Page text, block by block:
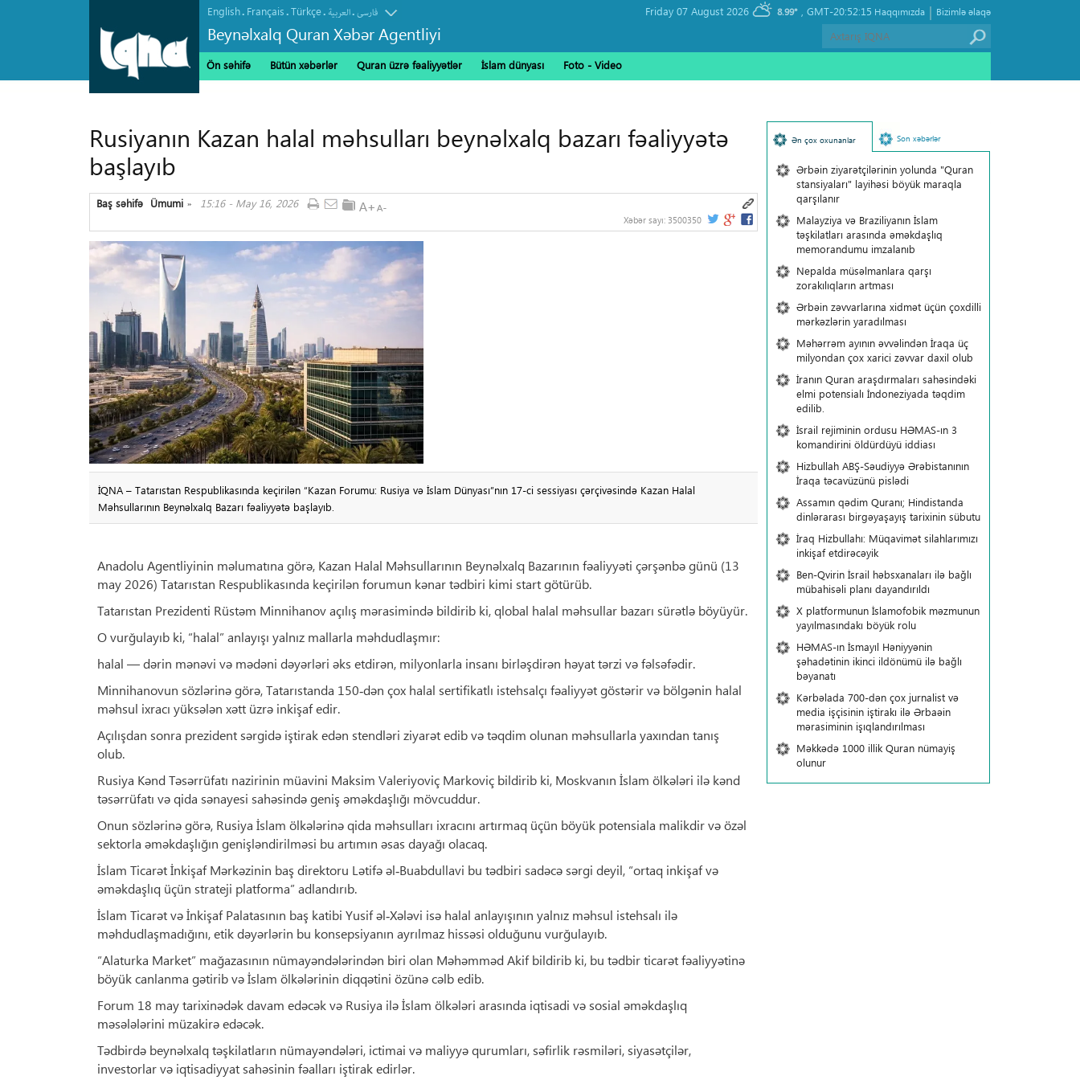
English. Français.Türkçe. العربیة.فارسی
Beynəlxalq Quran Xəbər Agentliyi
GMT-20:52:15
8.99° Bizimlə əlaqə
|
Haqqımızda
Ön səhifə Bütün xəbərlər Quran üzrə fəaliyyətlər İslam dünyası Foto - Video
Rusiyanın Kazan halal məhsulları beynəlxalq bazarı fəaliyyətə
başlayıb
Baş səhifə »
Ümumi 15:16 - May 16, 2026
Xəbər sayı: 3500350
İQNA – Tatarıstan Respublikasında keçirilən “Kazan Forumu: Rusiya və İslam Dünyası”nın 17-ci sessiyası çərçivəsində Kazan Halal
Məhsullarının Beynəlxalq Bazarı fəaliyyətə başlayıb.
Anadolu Agentliyinin məlumatına görə, Kazan Halal Məhsullarının Beynəlxalq Bazarının fəaliyyəti çərşənbə günü (13
may 2026) Tatarıstan Respublikasında keçirilən forumun kənar tədbiri kimi start götürüb.
Tatarıstan Prezidenti Rüstəm Minnihanov açılış mərasimində bildirib ki, qlobal halal məhsullar bazarı sürətlə böyüyür.
O vurğulayıb ki, “halal” anlayışı yalnız mallarla məhdudlaşmır:
halal — dərin mənəvi və mədəni dəyərləri əks etdirən, milyonlarla insanı birləşdirən həyat tərzi və fəlsəfədir.
Minnihanovun sözlərinə görə, Tatarıstanda 150‑dən çox halal sertifikatlı istehsalçı fəaliyyət göstərir və bölgənin halal
məhsul ixracı yüksələn xətt üzrə inkişaf edir.
Açılışdan sonra prezident sərgidə iştirak edən stendləri ziyarət edib və təqdim olunan məhsullarla yaxından tanış
olub.
Rusiya Kənd Təsərrüfatı nazirinin müavini Maksim Valeriyoviç Markoviç bildirib ki, Moskvanın İslam ölkələri ilə kənd
təsərrüfatı və qida sənayesi sahəsində geniş əməkdaşlığı mövcuddur.
Onun sözlərinə görə, Rusiya İslam ölkələrinə qida məhsulları ixracını artırmaq üçün böyük potensiala malikdir və özəl
sektorla əməkdaşlığın genişləndirilməsi bu artımın əsas dayağı olacaq.
İslam Ticarət İnkişaf Mərkəzinin baş direktoru Lətifə əl‑Buabdullavi bu tədbiri sadəcə sərgi deyil, “ortaq inkişaf və
əməkdaşlıq üçün strateji platforma” adlandırıb.
İslam Ticarət və İnkişaf Palatasının baş katibi Yusif əl‑Xələvi isə halal anlayışının yalnız məhsul istehsalı ilə
məhdudlaşmadığını, etik dəyərlərin bu konsepsiyanın ayrılmaz hissəsi olduğunu vurğulayıb.
“Alaturka Market” mağazasının nümayəndələrindən biri olan Məhəmməd Akif bildirib ki, bu tədbir ticarət fəaliyyətinə
böyük canlanma gətirib və İslam ölkələrinin diqqətini özünə cəlb edib.
Forum 18 may tarixinədək davam edəcək və Rusiya ilə İslam ölkələri arasında iqtisadi və sosial əməkdaşlıq
məsələlərini müzakirə edəcək.
Tədbirdə beynəlxalq təşkilatların nümayəndələri, ictimai və maliyyə qurumları, səfirlik rəsmiləri, siyasətçilər,
investorlar və iqtisadiyyat sahəsinin fəalları iştirak edirlər.
Ən çox oxunanlar Son xəbərlər
Ərbəin ziyarətçilərinin yolunda "Quran
stansiyaları" layihəsi böyük maraqla
qarşılanır
Malayziya və Braziliyanın İslam
təşkilatları arasında əməkdaşlıq
memorandumu imzalanıb
Nepalda müsəlmanlara qarşı
zorakılıqların artması
Ərbəin zəvvarlarına xidmət üçün çoxdilli
mərkəzlərin yaradılması
Məhərrəm ayının əvvəlindən İraqa üç
milyondan çox xarici zəvvar daxil olub
İranın Quran araşdırmaları sahəsindəki
elmi potensialı İndoneziyada təqdim
edilib.
İsrail rejiminin ordusu HƏMAS-ın 3
komandirini öldürdüyü iddiası
Hizbullah ABŞ-Səudiyyə Ərəbistanının
İraqa təcavüzünü pislədi
Assamın qədim Quranı; Hindistanda
dinlərarası birgəyaşayış tarixinin sübutu
İraq Hizbullahı: Müqavimət silahlarımızı
inkişaf etdirəcəyik
Ben-Qvirin İsrail həbsxanaları ilə bağlı
mübahisəli planı dayandırıldı
X platformunun İslamofobik məzmunun
yayılmasındakı böyük rolu
HƏMAS-ın İsmayıl Həniyyənin
şəhadətinin ikinci ildönümü ilə bağlı
bəyanatı
Kərbəlada 700-dən çox jurnalist və
media işçisinin iştirakı ilə Ərbaəin
mərasiminin işıqlandırılması
Məkkədə 1000 illik Quran nümayiş
olunur